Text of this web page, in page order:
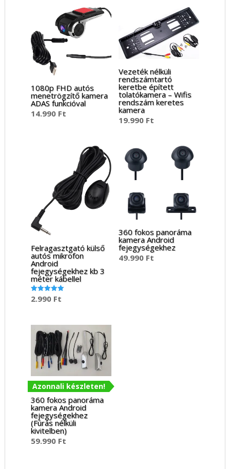
1080p FHD autós
menetrögzítő kamera
ADAS funkcióval
14.990 Ft
Vezeték nélküli
rendszámtartó
keretbe épített
tolatókamera – Wifis
rendszám keretes
kamera
19.990 Ft
Felragasztgató külső
autós mikrofon
Android
fejegységekhez kb 3
méter kábellel
Értékelés:
5.00
2.990 Ft
360 fokos panoráma
kamera Android
fejegységekhez
49.990 Ft
Azonnali készleten!
360 fokos panoráma
kamera Android
fejegységekhez
(Fúrás nélküli
kivitelben)
59.990 Ft